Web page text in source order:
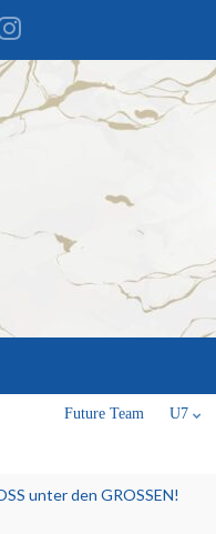
Future Team U7
unter den GROSSEN!